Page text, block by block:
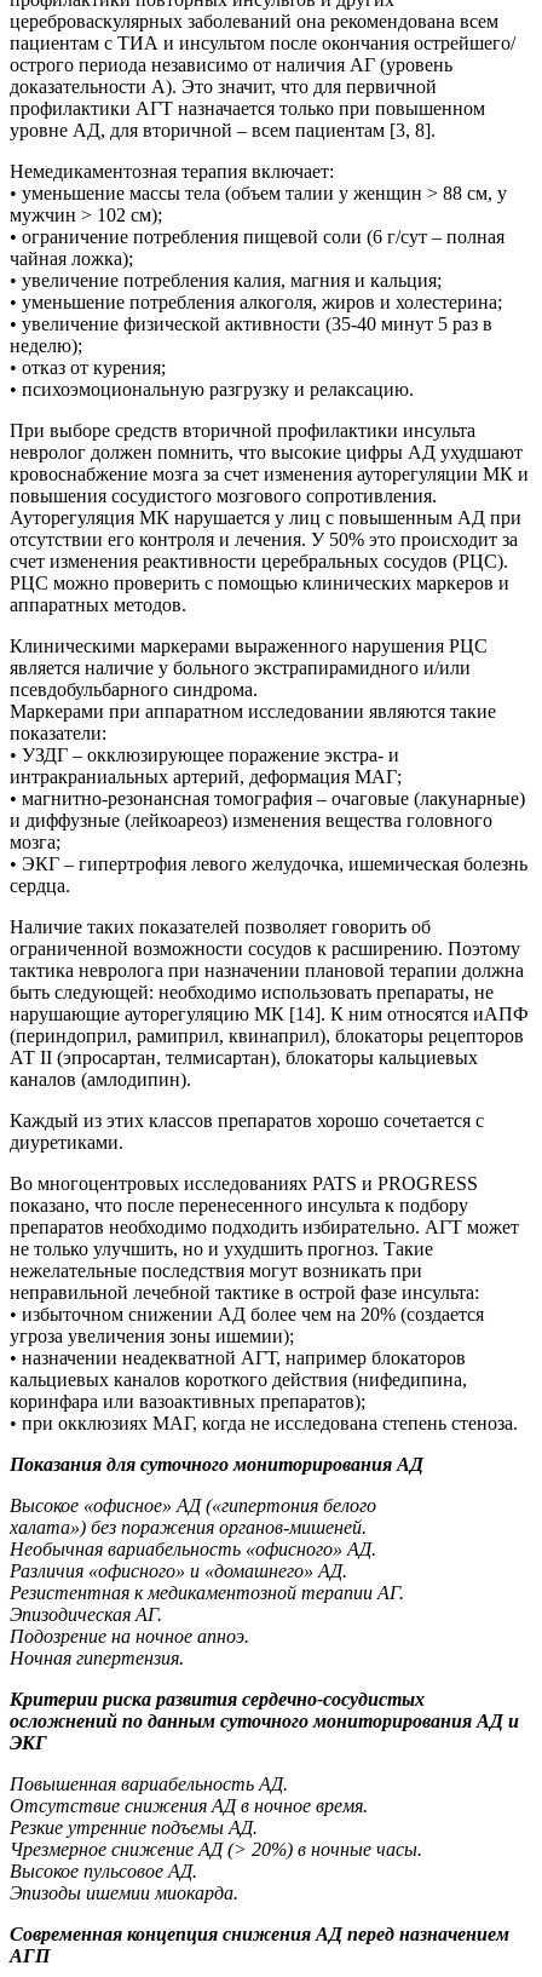
цереброваскулярных заболеваний она рекомендована всем
пациентам с ТИА и инсультом после окончания острейшего/
острого периода независимо от наличия АГ (уровень
доказательности А). Это значит, что для первичной
профилактики АГТ назначается только при повышенном
уровне АД, для вторичной – всем пациентам [3, 8].
Немедикаментозная терапия включает:
• уменьшение массы тела (объем талии у женщин > 88 см, у
мужчин > 102 см);
• ограничение потребления пищевой соли (6 г/сут – полная
чайная ложка);
• увеличение потребления калия, магния и кальция;
• уменьшение потребления алкоголя, жиров и холестерина;
• увеличение физической активности (35-40 минут 5 раз в
неделю);
• отказ от курения;
• психоэмоциональную разгрузку и релаксацию.
При выборе средств вторичной профилактики инсульта
невролог должен помнить, что высокие цифры АД ухудшают
кровоснабжение мозга за счет изменения ауторегуляции МК и
повышения сосудистого мозгового сопротивления.
Ауторегуляция МК нарушается у лиц с повышенным АД при
отсутствии его контроля и лечения. У 50% это происходит за
счет изменения реактивности церебральных сосудов (РЦС).
РЦС можно проверить с помощью клинических маркеров и
аппаратных методов.
Клиническими маркерами выраженного нарушения РЦС
является наличие у больного экстрапирамидного и/или
псевдобульбарного синдрома.
Маркерами при аппаратном исследовании являются такие
показатели:
• УЗДГ – окклюзирующее поражение экстра- и
интракраниальных артерий, деформация МАГ;
• магнитно-резонансная томография – очаговые (лакунарные)
и диффузные (лейкоареоз) изменения вещества головного
мозга;
• ЭКГ – гипертрофия левого желудочка, ишемическая болезнь
сердца.
Наличие таких показателей позволяет говорить об
ограниченной возможности сосудов к расширению. Поэтому
тактика невролога при назначении плановой терапии должна
быть следующей: необходимо использовать препараты, не
нарушающие ауторегуляцию МК [14]. К ним относятся иАПФ
(периндоприл, рамиприл, квинаприл), блокаторы рецепторов
АТ II (эпросартан, телмисартан), блокаторы кальциевых
каналов (амлодипин).
Каждый из этих классов препаратов хорошо сочетается с
диуретиками.
Во многоцентровых исследованиях PATS и PROGRESS
показано, что после перенесенного инсульта к подбору
препаратов необходимо подходить избирательно. АГТ может
не только улучшить, но и ухудшить прогноз. Такие
нежелательные последствия могут возникать при
неправильной лечебной тактике в острой фазе инсульта:
• избыточном снижении АД более чем на 20% (создается
угроза увеличения зоны ишемии);
• назначении неадекватной АГТ, например блокаторов
кальциевых каналов короткого действия (нифедипина,
коринфара или вазоактивных препаратов);
• при окклюзиях МАГ, когда не исследована степень стеноза.
Показания для суточного мониторирования АД
Высокое «офисное» АД («гипертония белого
халата») без поражения органов-мишеней.
Необычная вариабельность «офисного» АД.
Различия «офисного» и «домашнего» АД.
Резистентная к медикаментозной терапии АГ.
Эпизодическая АГ.
Подозрение на ночное апноэ.
Ночная гипертензия.
Критерии риска развития сердечно-сосудистых
осложнений по данным суточного мониторирования АД и
ЭКГ
Повышенная вариабельность АД.
Отсутствие снижения АД в ночное время.
Резкие утренние подъемы АД.
Чрезмерное снижение АД (> 20%) в ночные часы.
Высокое пульсовое АД.
Эпизоды ишемии миокарда.
Современная концепция снижения АД перед назначением
АГП